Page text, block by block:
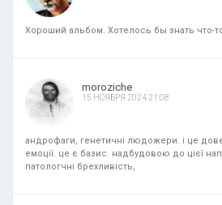
Хороший альбом. Хотелось бы знать что-
moroziche
15 НОЯБРЯ 2024 21:08
андрофаги, генетичні людожери. і це
емоції. це є базис. надбудовою до цієї
патологчні брехливість,